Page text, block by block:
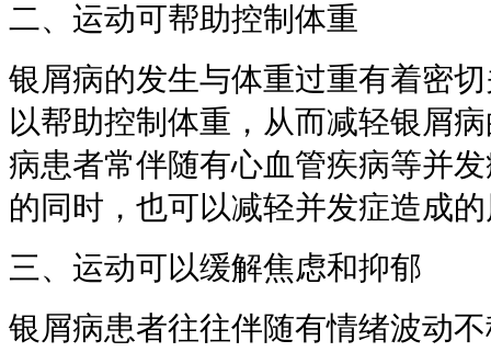
二、运动可帮助控制体重
银屑病的发生与体重过重有着密
以帮助控制体重，从而减轻银屑
病患者常伴随有心血管疾病等并
的同时，也可以减轻并发症造成
三、运动可以缓解焦虑和抑郁
银屑病患者往往伴随有情绪波动